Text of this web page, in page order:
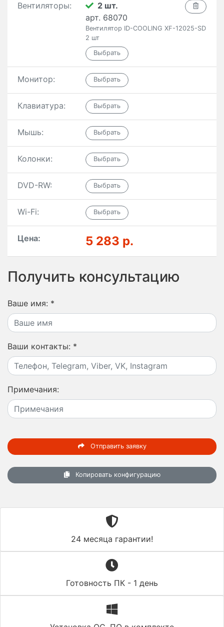
Вентиляторы:
2 шт.
арт. 68070
Вентилятор ID-COOLING XF-12025-SD
2 шт
Монитор:
Клавиатура:
Мышь:
Колонки:
DVD-RW:
Wi-Fi:
Цена: 5 283 р.
Получить консультацию
Ваше имя: *
Ваши контакты: *
Примечания:
Отправить заявку
Копировать конфигурацию
24 месяца гарантии!
Готовность ПК - 1 день